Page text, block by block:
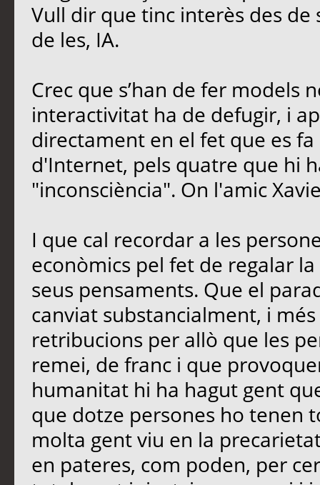
Vull dir que tinc interès des
de les, IA.
Crec que s’han de fer models
interactivitat ha de defugir, i
directament en el fet que es
d'Internet, pels quatre que hi
"inconsciència". On l'amic
I que cal recordar a les
econòmics pel fet de regalar
seus pensaments. Que el
canviat substancialment, i
retribucions per allò que les
remei, de franc i que
humanitat hi ha hagut gent
que dotze persones ho tenen
molta gent viu en la
en pateres, com poden, per